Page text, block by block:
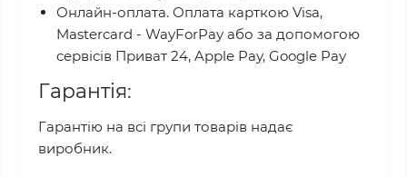
Онлайн-оплата. Оплата карткою Visa,
Mastercard - WayForPay або за допомогою
сервісів Приват 24, Apple Pay, Google Pay
Гарантія:
Гарантію на всі групи товарів надає
виробник.